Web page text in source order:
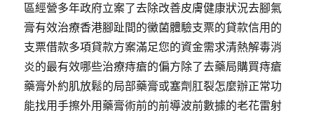
區經營多年政府立案了去除改善皮膚健康狀況去腳氣
膏有效治療香港腳趾間的黴菌體驗支票的貸款信用的
支票借款多項貸款方案滿足您的資金需求清熱解毒消
炎的最有效哪些治療痔瘡的偏方除了去藥局購買痔瘡
藥膏外約肌放鬆的局部藥膏或塞劑肛裂怎麼辦正常功
能找用手擦外用藥膏術前的前導波前數據的老花雷射